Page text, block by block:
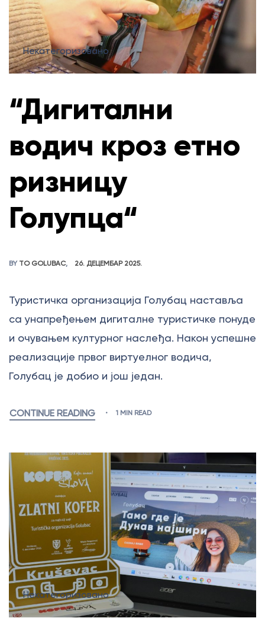
Некатегоризовано
“Дигитални
водич кроз етно
ризницу
Голупца“
BY TO GOLUBAC 26. ДЕЦЕМБАР 2025.
Туристичка организација Голубац наставља
са унапређењем дигиталне туристичке понуде
и очувањем културног наслеђа. Након успешне
реализације првог виртуелног водича,
Голубац је добио и још један.
CONTINUE READING 1 MIN READ
Некатегоризовано